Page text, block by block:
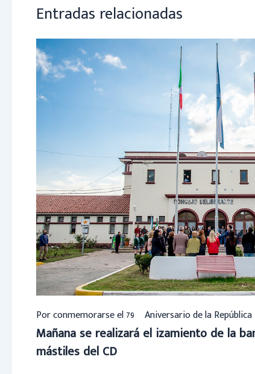
Entradas relacionadas
Por conmemorarse el 79º Aniversario de la República
Mañana se realizará el izamiento de la
mástiles del CD